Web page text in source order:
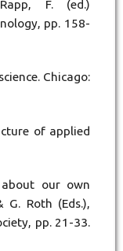
F. (ed.)
pp. 158-
Chicago:
of applied
our own
G. Roth (Eds.),
pp. 21-33.